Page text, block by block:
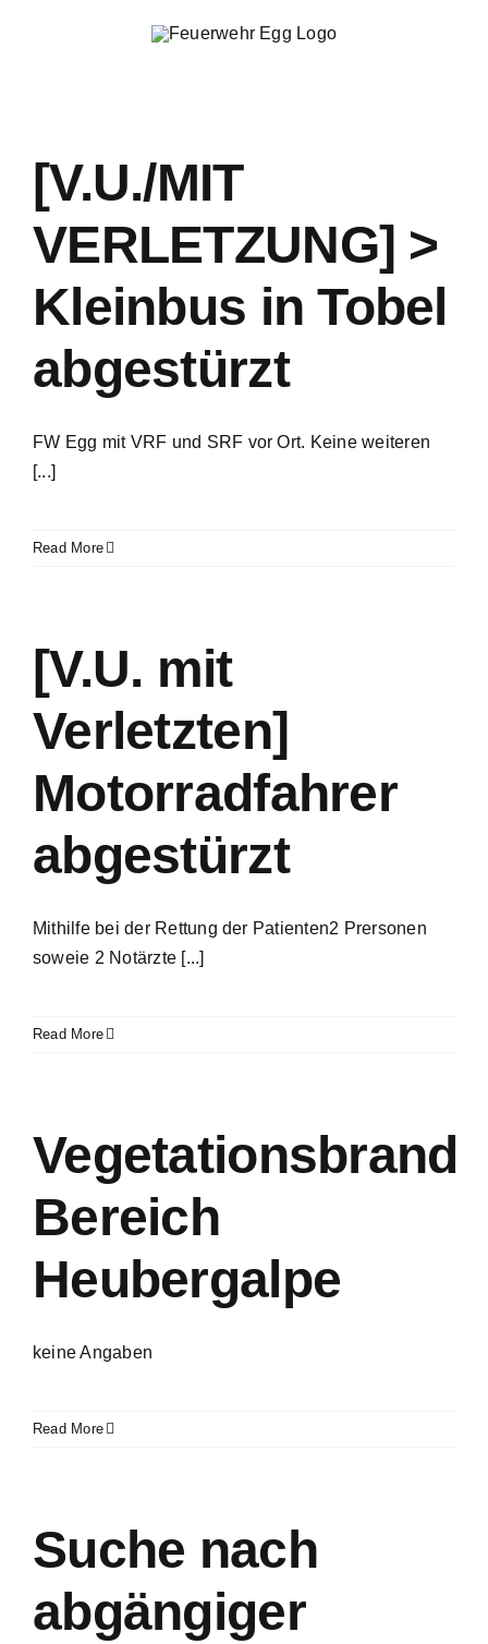
[V.U./MIT
VERLETZUNG] >
Kleinbus in Tobel
abgestürzt
FW Egg mit VRF und SRF vor Ort. Keine weiteren
[...]
Read More
[V.U. mit
Verletzten]
Motorradfahrer
abgestürzt
Mithilfe bei der Rettung der Patienten2 Prersonen
soweie 2 Notärzte [...]
Read More
Vegetationsbrand
Bereich
Heubergalpe
keine Angaben
Read More
Suche nach
abgängiger